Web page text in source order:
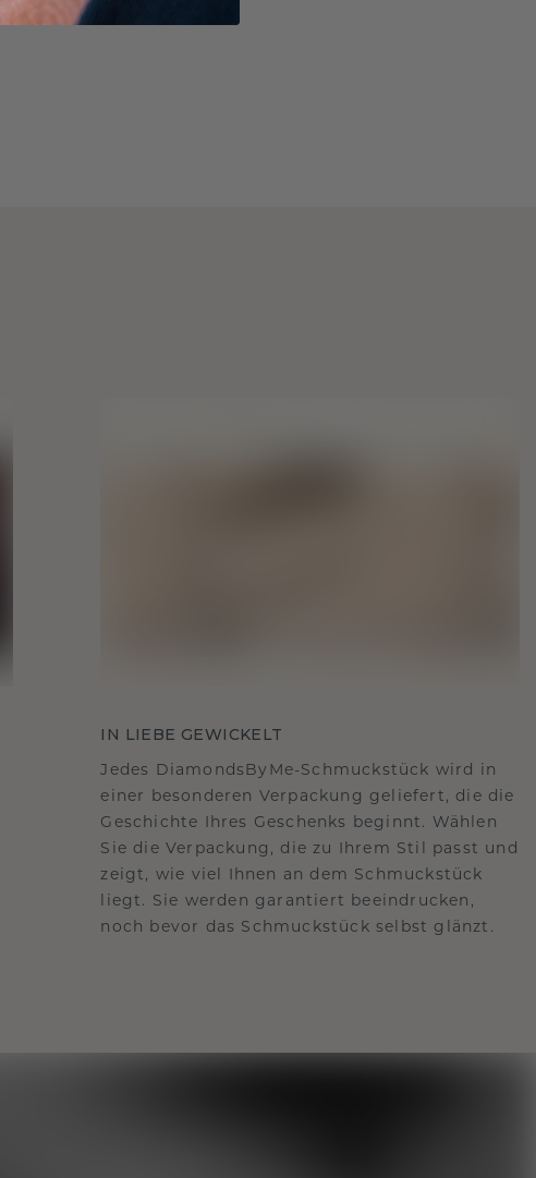
IN LIEBE GEWICKELT
Jedes DiamondsByMe-Schmuckstück wird in
einer besonderen Verpackung geliefert, die die
Geschichte Ihres Geschenks beginnt. Wählen
Sie die Verpackung, die zu Ihrem Stil passt und
zeigt, wie viel Ihnen an dem Schmuckstück
liegt. Sie werden garantiert beeindrucken,
noch bevor das Schmuckstück selbst glänzt.